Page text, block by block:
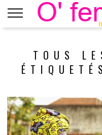
ÉTOILES
MENUS
TOUS